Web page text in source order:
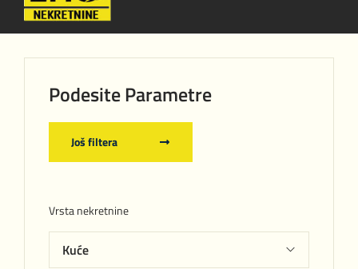
Podesite Parametre
Još filtera
Vrsta nekretnine